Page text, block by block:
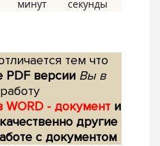
тем что
PDF версии Вы в
- документ и
другие
с документом